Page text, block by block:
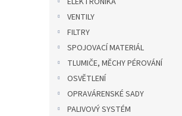
VENTILY
FILTRY
SPOJOVACÍ MATERIÁL
TLUMIČE, MĚCHY PÉROVÁNÍ
OSVĚTLENÍ
OPRAVÁRENSKÉ SADY
PALIVOVÝ SYSTÉM